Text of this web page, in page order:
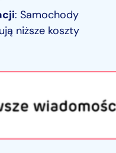
: Samochody
niższe koszty